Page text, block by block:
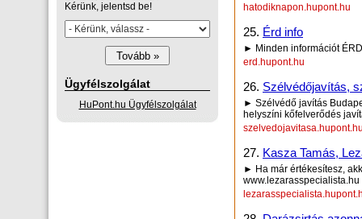
Kérünk, jelentsd be!
Ügyfélszolgálat
HuPont.hu Ügyfélszolgálat
hatodiknapon.hupont.hu
25. Érd info
► Minden információt
erd.hupont.hu
26. Szélvédőjavítás,
► Szélvédő javítás
helyszíni kőfelverődés
27. Kasza Tamás,
► Ha már értékesítesz,
www.lezarasspecialista.hu